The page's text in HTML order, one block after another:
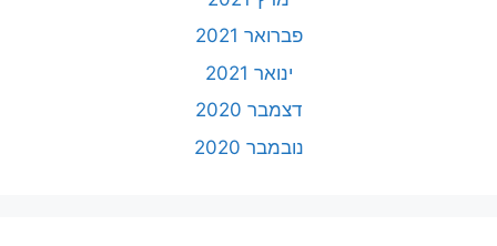
פברואר 2021
ינואר 2021
דצמבר 2020
נובמבר 2020